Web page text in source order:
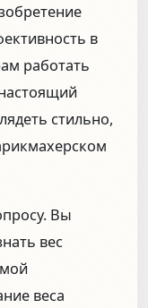
в
работать
стильно,
Вы
вес
веса